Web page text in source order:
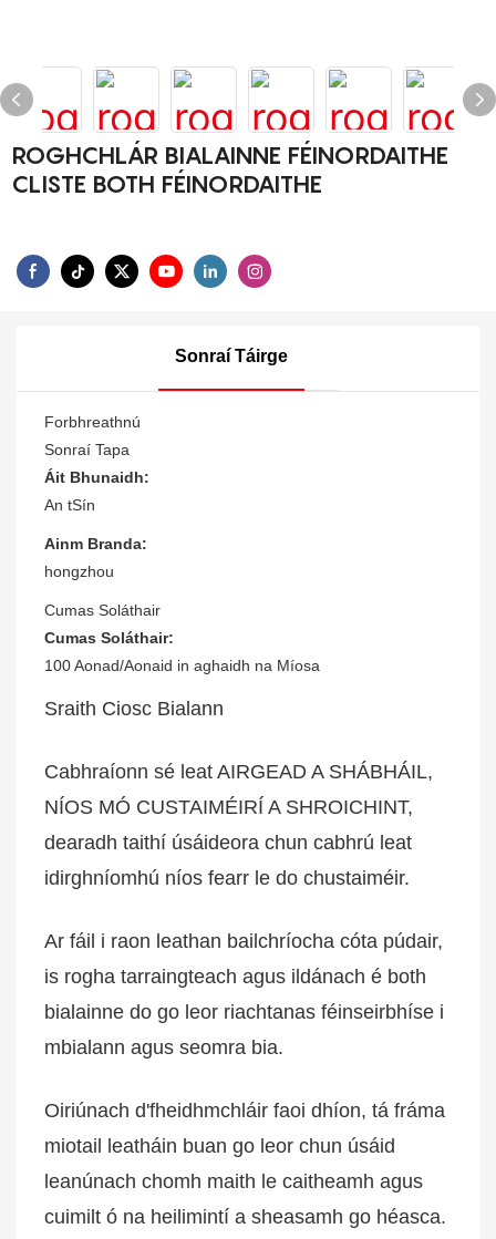
ROGHCHLÁR BIALAINNE FÉINORDAITHE
CLISTE BOTH FÉINORDAITHE
Sonraí Táirge
Forbhreathnú
Sonraí Tapa
Áit Bhunaidh:
An tSín
Ainm Branda:
hongzhou
Cumas Soláthair
Cumas Soláthair:
100 Aonad/Aonaid in aghaidh na Míosa
Sraith Ciosc Bialann
Cabhraíonn sé leat AIRGEAD A SHÁBHÁIL,
NÍOS MÓ CUSTAIMÉIRÍ A SHROICHINT,
dearadh taithí úsáideora chun cabhrú leat
idirghníomhú níos fearr le do chustaiméir.
Ar fáil i raon leathan bailchríocha cóta púdair,
is rogha tarraingteach agus ildánach é both
bialainne do go leor riachtanas féinseirbhíse i
mbialann agus seomra bia.
Oiriúnach d'fheidhmchláir faoi dhíon, tá fráma
miotail leatháin buan go leor chun úsáid
leanúnach chomh maith le caitheamh agus
cuimilt ó na heilimintí a sheasamh go héasca.